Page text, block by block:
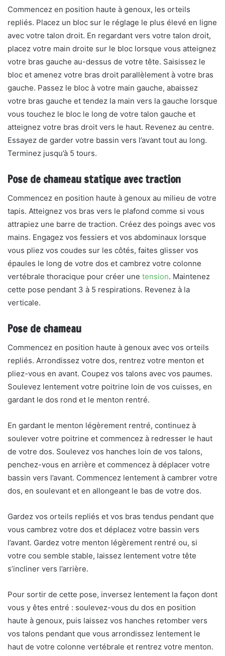
Commencez en position haute à genoux, les orteils
repliés. Placez un bloc sur le réglage le plus élevé en ligne
avec votre talon droit. En regardant vers votre talon droit,
placez votre main droite sur le bloc lorsque vous atteignez
votre bras gauche au-dessus de votre tête. Saisissez le
bloc et amenez votre bras droit parallèlement à votre bras
gauche. Passez le bloc à votre main gauche, abaissez
votre bras gauche et tendez la main vers la gauche lorsque
vous touchez le bloc le long de votre talon gauche et
atteignez votre bras droit vers le haut. Revenez au centre.
Essayez de garder votre bassin vers l’avant tout au long.
Terminez jusqu’à 5 tours.
Pose de chameau statique avec traction
Commencez en position haute à genoux au milieu de votre
tapis. Atteignez vos bras vers le plafond comme si vous
attrapiez une barre de traction. Créez des poings avec vos
mains. Engagez vos fessiers et vos abdominaux lorsque
vous pliez vos coudes sur les côtés, faites glisser vos
épaules le long de votre dos et cambrez votre colonne
vertébrale thoracique pour créer une tension. Maintenez
cette pose pendant 3 à 5 respirations. Revenez à la
verticale.
Pose de chameau
Commencez en position haute à genoux avec vos orteils
repliés. Arrondissez votre dos, rentrez votre menton et
pliez-vous en avant. Coupez vos talons avec vos paumes.
Soulevez lentement votre poitrine loin de vos cuisses, en
gardant le dos rond et le menton rentré.
En gardant le menton légèrement rentré, continuez à
soulever votre poitrine et commencez à redresser le haut
de votre dos. Soulevez vos hanches loin de vos talons,
penchez-vous en arrière et commencez à déplacer votre
bassin vers l’avant. Commencez lentement à cambrer votre
dos, en soulevant et en allongeant le bas de votre dos.
Gardez vos orteils repliés et vos bras tendus pendant que
vous cambrez votre dos et déplacez votre bassin vers
l’avant. Gardez votre menton légèrement rentré ou, si
votre cou semble stable, laissez lentement votre tête
s’incliner vers l’arrière.
Pour sortir de cette pose, inversez lentement la façon dont
vous y êtes entré : soulevez-vous du dos en position
haute à genoux, puis laissez vos hanches retomber vers
vos talons pendant que vous arrondissez lentement le
haut de votre colonne vertébrale et rentrez votre menton.